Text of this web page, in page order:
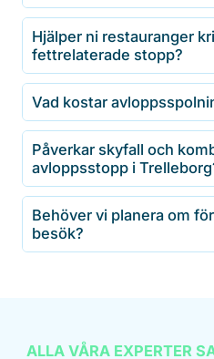
Hjälper ni restauranger
fettrelaterade stopp?
Vad kostar
Påverkar skyfall och
avloppsstopp i
Behöver vi planera om
besök?
ALLA VÅRA EXPERTER